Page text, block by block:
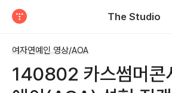
The Studio
여자연예인 영상/AOA
140802 카스썸머콘